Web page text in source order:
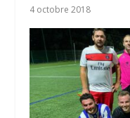
4 octobre 2018